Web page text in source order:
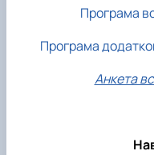
Програма
Програма
Анкета